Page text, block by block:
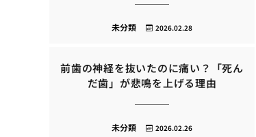
2026.02.28
未分類
前歯の神経を抜いたのに痛い？「死ん
だ歯」が悲鳴を上げる理由
2026.02.26
未分類